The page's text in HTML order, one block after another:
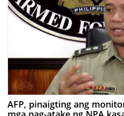
AFP, pinaigting ang